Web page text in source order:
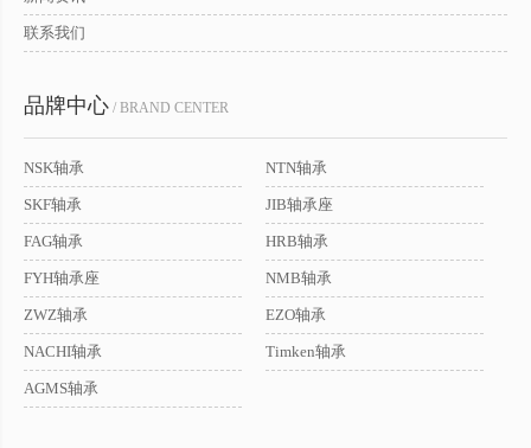
联系我们
品牌中心 / BRAND CENTER
NSK轴承 NTN轴承
SKF轴承 JIB轴承座
FAG轴承 HRB轴承
FYH轴承座 NMB轴承
ZWZ轴承 EZO轴承
NACHI轴承 Timken轴承
AGMS轴承